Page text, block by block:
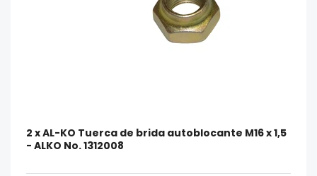
2 x AL-KO Tuerca de brida autoblocante M16 x 1,5
- ALKO No. 1312008